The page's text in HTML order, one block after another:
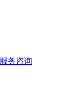
服务咨询